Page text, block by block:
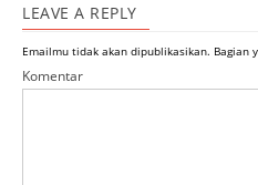
LEAVE A REPLY
Emailmu tidak akan dipublikasikan. Bagian
Komentar